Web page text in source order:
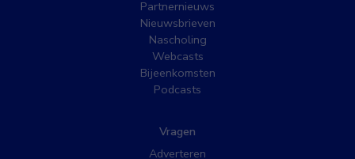
Partnernieuws
Nieuwsbrieven
Nascholing
Webcasts
Bijeenkomsten
Podcasts
Vragen
Adverteren